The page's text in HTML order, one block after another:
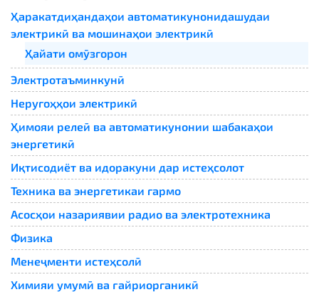
Ҳаракатдиҳандаҳои автоматикунонидашудаи
электрикӣ ва мошинаҳои электрикӣ
Ҳайати омӯзгорон
Электротаъминкунӣ
Неругоҳҳои электрикӣ
Ҳимояи релеӣ ва автоматикунонии шабакаҳои
энергетикӣ
Иқтисодиёт ва идоракуни дар истеҳсолот
Техника ва энергетикаи гармо
Асосҳои назариявии радио ва электротехника
Физика
Менеҷменти истеҳсолӣ
Химияи умумӣ ва ғайриорганикӣ